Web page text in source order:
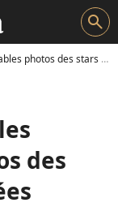
search
des stars retouchées
des